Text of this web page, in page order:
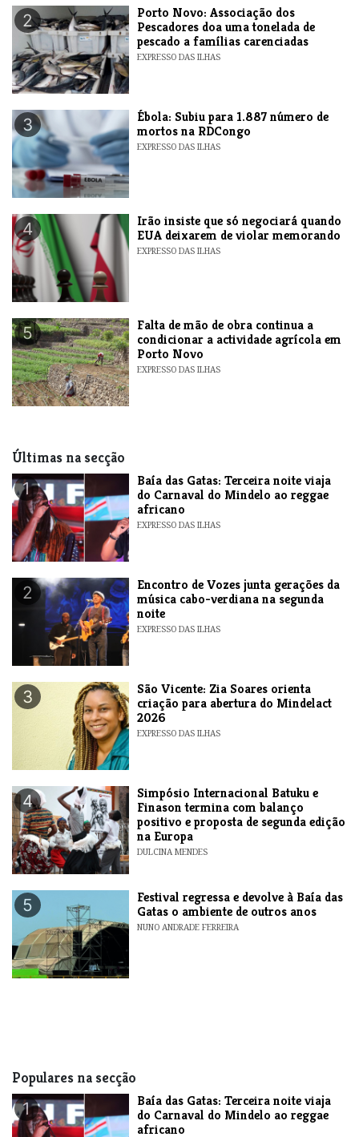
2
​Porto Novo: Associação dos
Pescadores doa uma tonelada de
pescado a famílias carenciadas
EXPRESSO DAS ILHAS
3
​Ébola: Subiu para 1.887 número de
mortos na RDCongo
EXPRESSO DAS ILHAS
4
​Irão insiste que só negociará quando
EUA deixarem de violar memorando
EXPRESSO DAS ILHAS
5
Falta de mão de obra continua a
condicionar a actividade agrícola em
Porto Novo
EXPRESSO DAS ILHAS
Últimas na secção
1
Baía das Gatas: Terceira noite viaja
do Carnaval do Mindelo ao reggae
africano
EXPRESSO DAS ILHAS
2
Encontro de Vozes junta gerações da
música cabo-verdiana na segunda
noite
EXPRESSO DAS ILHAS
3
São Vicente: Zia Soares orienta
criação para abertura do Mindelact
2026
EXPRESSO DAS ILHAS
4
Simpósio Internacional Batuku e
Finason termina com balanço
positivo e proposta de segunda edição
na Europa
DULCINA MENDES
5
Festival regressa e devolve à Baía das
Gatas o ambiente de outros anos
NUNO ANDRADE FERREIRA
Populares na secção
1
Baía das Gatas: Terceira noite viaja
do Carnaval do Mindelo ao reggae
africano